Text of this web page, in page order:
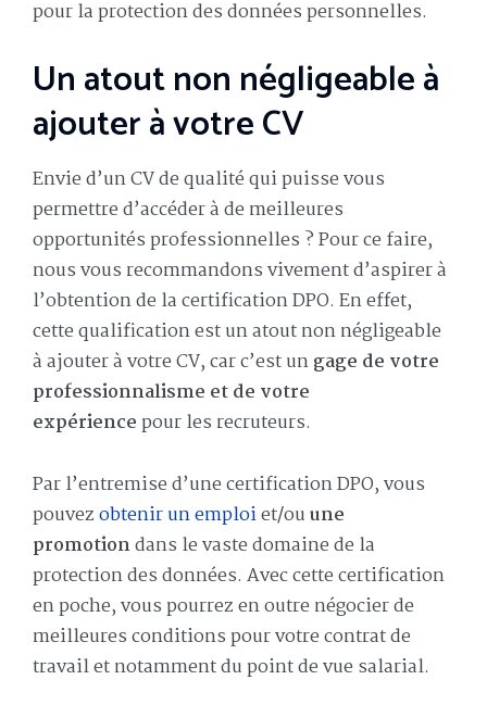
pour la protection des données personnelles.
Un atout non négligeable à
ajouter à votre CV
Envie d’un CV de qualité qui puisse vous
permettre d’accéder à de meilleures
opportunités professionnelles ? Pour ce faire,
nous vous recommandons vivement d’aspirer à
l’obtention de la certification DPO. En effet,
cette qualification est un atout non négligeable
à ajouter à votre CV, car c’est ungage de votre
professionnalisme et de votre
expériencepour les recruteurs.
Par l’entremise d’une certification DPO, vous
pouvezobtenir un emploiet/ouune
promotiondans le vaste domaine de la
protection des données. Avec cette certification
en poche, vous pourrez en outre négocier de
meilleures conditions pour votre contrat de
travail et notamment du point de vue salarial.